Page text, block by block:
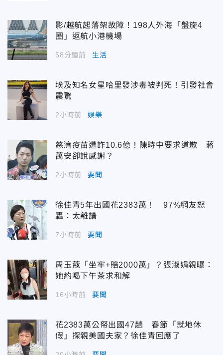
影/越航起落架故障！198人外海「盤旋4
圈」返航小港機場
58分鐘前 生活
埃及知名女星哈里發涉毒被判死！引發社會
震驚
2小時前 娛樂
慈濟疫苗遭詐10.6億！陳時中要求道歉 蔣
萬安卻說感謝？
2小時前 要聞
徐佳青5年出國花2383萬！ 97%網友怒
轟：太離譜
7小時前 要聞
周玉蔻「坐牢+賠2000萬」？張淑娟親曝：
她約喝下午茶求和解
16小時前 要聞
花2383萬公帑出國47趟 春節「就地休
假」探親美國夫家？徐佳青回應了